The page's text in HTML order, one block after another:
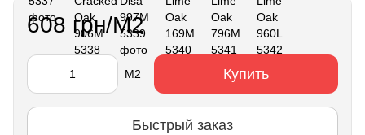
608 грн/М2
М2 Купить
Быстрый заказ